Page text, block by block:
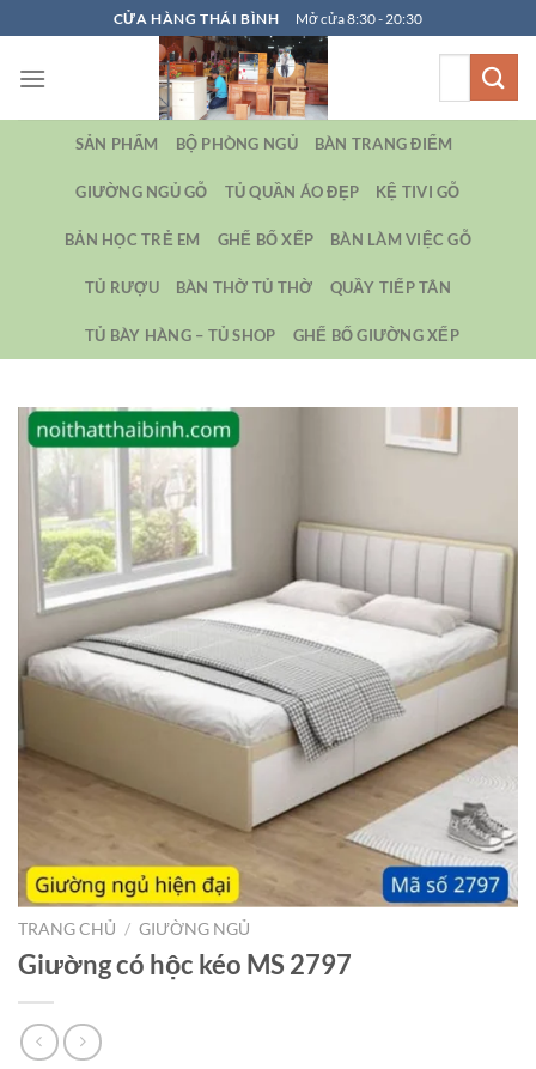
qua
nội
CỬA HÀNG THÁI BÌNH Mở cửa 8:30 - 20:30
SẢN PHẨM BỘ PHÒNG NGỦ BÀN TRANG ĐIỂM
GIƯỜNG NGỦ GỖ TỦ QUẦN ÁO ĐẸP KỆ TIVI GỖ
BẢN HỌC TRẺ EM GHẾ BỐ XẾP BÀN LÀM VIỆC GỖ
TỦ RƯỢU BÀN THỜ TỦ THỜ QUẦY TIẾP TÂN
TỦ BÀY HÀNG – TỦ SHOP GHẾ BỐ GIƯỜNG XẾP
TRANG CHỦ / GIƯỜNG NGỦ
Giường có hộc kéo MS 2797